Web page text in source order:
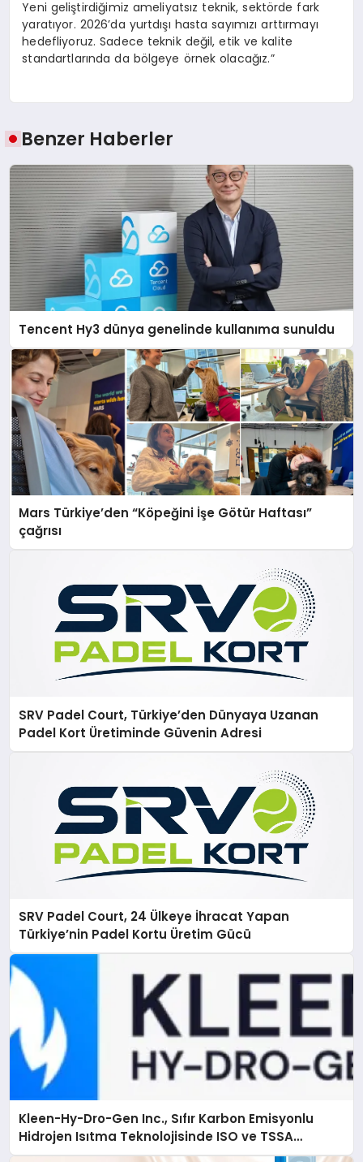
Yeni geliştirdiğimiz ameliyatsız teknik, sektörde fark
yaratıyor. 2026’da yurtdışı hasta sayımızı arttırmayı
hedefliyoruz. Sadece teknik değil, etik ve kalite
standartlarında da bölgeye örnek olacağız.”
Benzer Haberler
Tencent Hy3 dünya genelinde kullanıma sunuldu
Mars Türkiye’den “Köpeğini İşe Götür Haftası”
çağrısı
SRV Padel Court, Türkiye’den Dünyaya Uzanan
Padel Kort Üretiminde Güvenin Adresi
SRV Padel Court, 24 Ülkeye İhracat Yapan
Türkiye’nin Padel Kortu Üretim Gücü
Kleen-Hy-Dro-Gen Inc., Sıfır Karbon Emisyonlu
Hidrojen Isıtma Teknolojisinde ISO ve TSSA
Düzenleyici Onaylarını Aldı